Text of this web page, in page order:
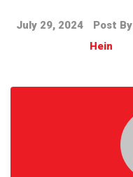
July 29, 2024 Post By
Hein